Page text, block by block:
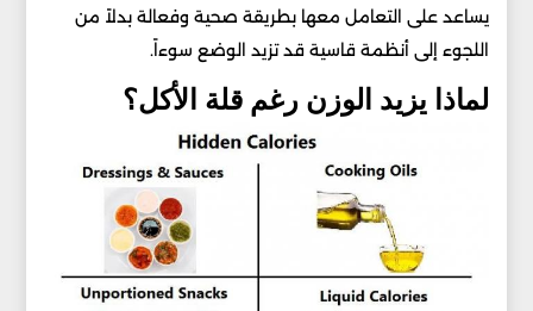
يساعد على التعامل معها بطريقة صحية وفعالة بدلاً من
اللجوء إلى أنظمة قاسية قد تزيد الوضع سوءاً.
لماذا يزيد الوزن رغم قلة الأكل؟